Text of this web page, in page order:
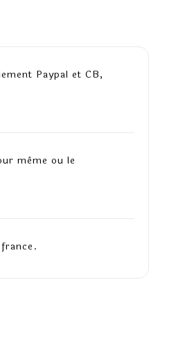
Paypal et CB,
même ou le